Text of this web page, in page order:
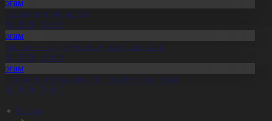
өндіріс өрледі
20:11
— ел дамуының қозғаушы күші
20:09
импортына уақытша тыйым салынды
20:07
Басты